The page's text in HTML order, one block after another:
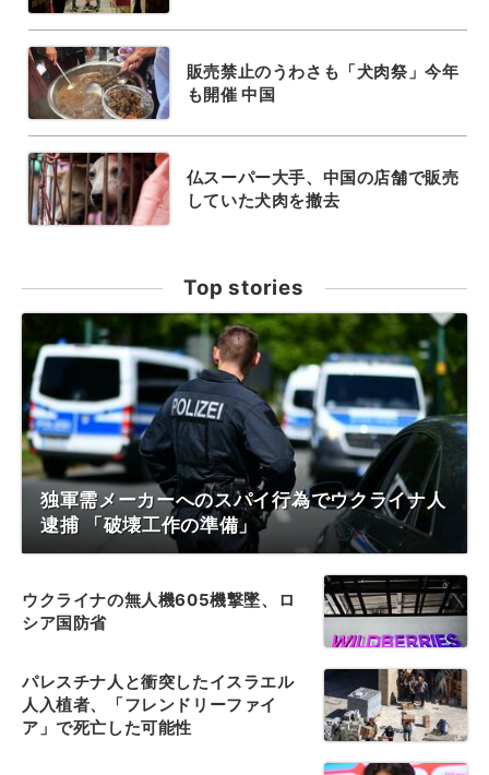
販売禁止のうわさも「犬肉祭」今年
も開催 中国
仏スーパー大手、中国の店舗で販売
していた犬肉を撤去
Top stories
独軍需メーカーへのスパイ行為でウクライナ人
逮捕 「破壊工作の準備」
ウクライナの無人機605機撃墜、ロ
シア国防省
パレスチナ人と衝突したイスラエル
人入植者、「フレンドリーファイ
ア」で死亡した可能性